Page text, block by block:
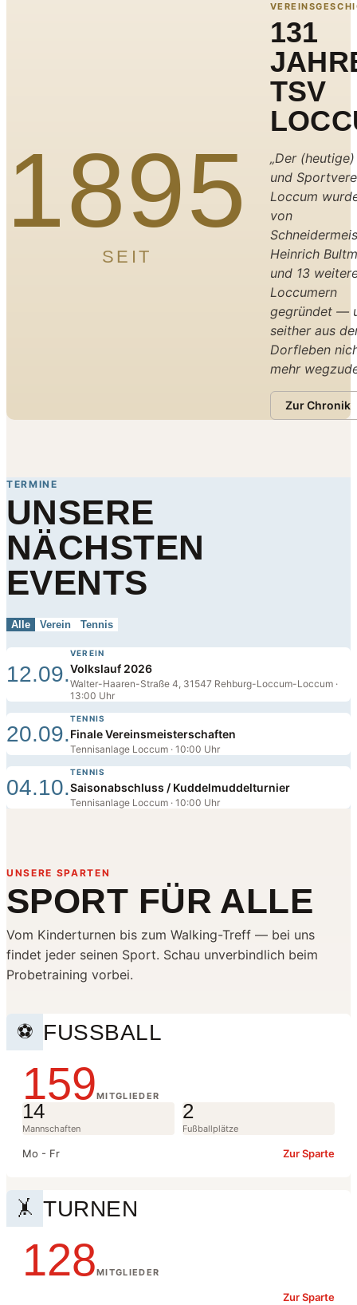
1895
SEIT
131
TSV
„Der
und
Loccum
von
Heinrich
und 13
Loccumern
gegründet —
seither aus
Dorfleben
mehr
Zur Chronik
TERMINE
UNSERE
NÄCHSTEN
EVENTS
Alle Verein Tennis
12.09.
VEREIN
Volkslauf 2026
Walter-Haaren-Straße 4, 31547 Rehburg-Loccum-Loccum ·
13:00 Uhr
20.09.
TENNIS
Finale Vereinsmeisterschaften
Tennisanlage Loccum · 10:00 Uhr
04.10.
TENNIS
Saisonabschluss / Kuddelmuddelturnier
Tennisanlage Loccum · 10:00 Uhr
UNSERE SPARTEN
SPORT FÜR ALLE
Vom Kinderturnen bis zum Walking-Treff — bei uns
findet jeder seinen Sport. Schau unverbindlich beim
Probetraining vorbei.
⚽ FUSSBALL
159MITGLIEDER
14
Mannschaften
2
Fußballplätze
Mo - Fr Zur Sparte
🤸 TURNEN
128MITGLIEDER
Zur Sparte